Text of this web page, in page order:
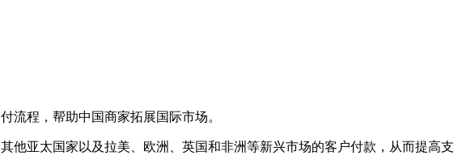
流程，帮助中国商家拓展国际市场。
他亚太国家以及拉美、欧洲、英国和非洲等新兴市场的客户付款，从而提高支